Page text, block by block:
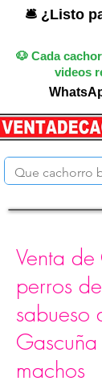
🛎️ ¿Listo
🐶 Cada
videos
Venta
perros
sabueso
machos